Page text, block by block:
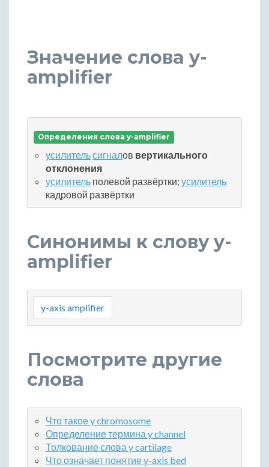
Значение слова y-
amplifier
Определения слова y-amplifier
усилительсигналов вертикального
отклонения
усилитель полевой развёртки; усилитель
кадровой развёртки
Синонимы к слову y-
amplifier
y-axis amplifier
Посмотрите другие
слова
Что такое y chromosome
Определение термина y channel
Толкование слова y cartilage
Что означает понятие y-axis bed